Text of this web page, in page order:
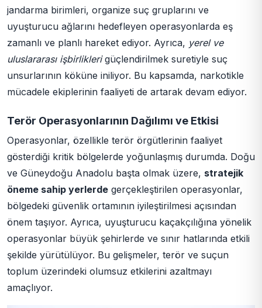
jandarma birimleri, organize suç gruplarını ve
uyuşturucu ağlarını hedefleyen operasyonlarda eş
zamanlı ve planlı hareket ediyor. Ayrıca, yerel ve
uluslararası işbirliklerigüçlendirilmek suretiyle suç
unsurlarının köküne iniliyor. Bu kapsamda, narkotikle
mücadele ekiplerinin faaliyeti de artarak devam ediyor.
Terör Operasyonlarının Dağılımı ve Etkisi
Operasyonlar, özellikle terör örgütlerinin faaliyet
gösterdiği kritik bölgelerde yoğunlaşmış durumda. Doğu
ve Güneydoğu Anadolu başta olmak üzere, stratejik
öneme sahip yerlerde gerçekleştirilen operasyonlar,
bölgedeki güvenlik ortamının iyileştirilmesi açısından
önem taşıyor. Ayrıca, uyuşturucu kaçakçılığına yönelik
operasyonlar büyük şehirlerde ve sınır hatlarında etkili
şekilde yürütülüyor. Bu gelişmeler, terör ve suçun
toplum üzerindeki olumsuz etkilerini azaltmayı
amaçlıyor.